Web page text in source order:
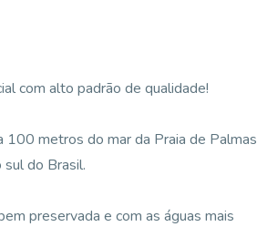
com alto padrão de qualidade!
100 metros do mar da Praia de Palmas
sul do Brasil.
preservada e com as águas mais